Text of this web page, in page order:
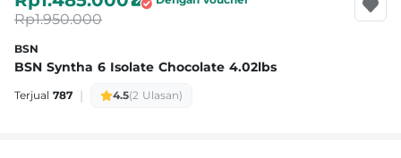
BSN
BSN Syntha 6 Isolate Chocolate 4.02lbs
Terjual 787 | 4.5(2 Ulasan)
Rp1.950.000